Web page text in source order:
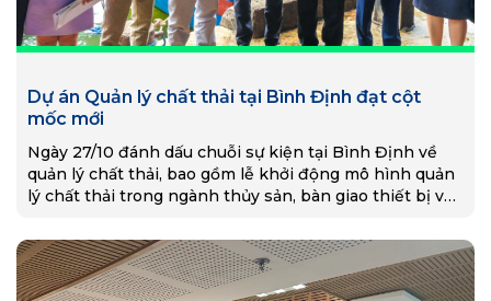
Dự án Quản lý chất thải tại Bình Định đạt cột
mốc mới
Ngày 27/10 đánh dấu chuỗi sự kiện tại Bình Định về
quản lý chất thải, bao gồm lễ khởi động mô hình quản
lý chất thải trong ngành thủy sản, bàn giao thiết bị và
thiệu và kết nối MRF với khối lao động phi chính thức.